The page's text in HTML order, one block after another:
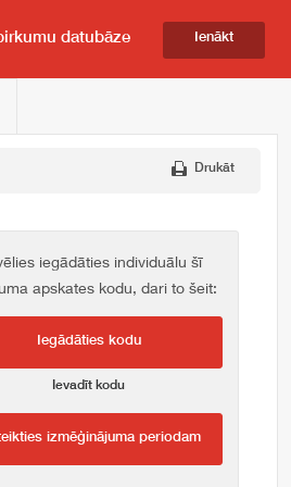
datubāze Ienākt
Drukāt
iegādāties individuālu šī
apskates kodu, dari to šeit:
Iegādāties kodu
Ievadīt kodu
izmēģinājuma periodam